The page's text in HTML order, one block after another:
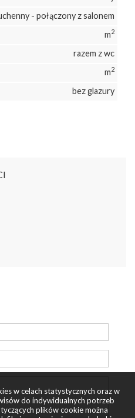
- połączony z salonem
m2
razem z wc
m2
bez glazury
w celach statystycznych oraz w
do indywidualnych potrzeb
plików cookie można